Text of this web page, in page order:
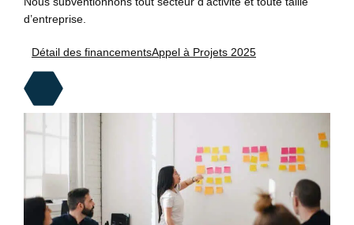
d’entreprise.
Détail des financementsAppel à Projets 2025